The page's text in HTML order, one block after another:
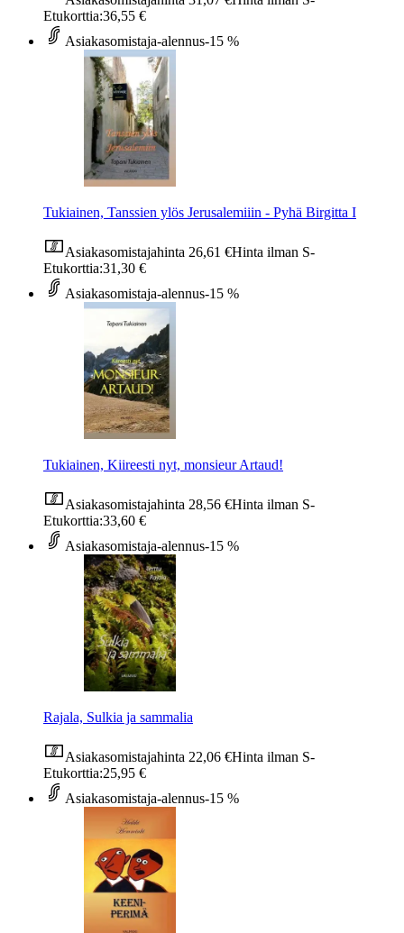
Etukorttia:36,55 €
Asiakasomistaja-alennus-15 %
Tukiainen, Tanssien ylös Jerusalemiiin - Pyhä Birgitta I
Asiakasomistajahinta 26,61 €Hinta ilman S-
Etukorttia:31,30 €
Asiakasomistaja-alennus-15 %
Tukiainen, Kiireesti nyt, monsieur Artaud!
Asiakasomistajahinta 28,56 €Hinta ilman S-
Etukorttia:33,60 €
Asiakasomistaja-alennus-15 %
Rajala, Sulkia ja sammalia
Asiakasomistajahinta 22,06 €Hinta ilman S-
Etukorttia:25,95 €
Asiakasomistaja-alennus-15 %